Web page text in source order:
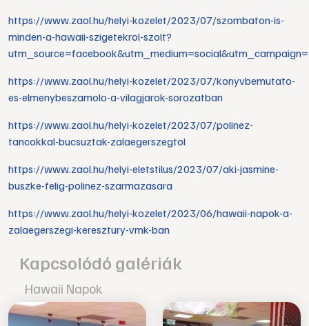
https://www.zaol.hu/helyi-kozelet/2023/07/szombaton-is-
minden-a-hawaii-szigetekrol-szolt?
https://www.zaol.hu/helyi-kozelet/2023/07/konyvbemutato-
es-elmenybeszamolo-a-vilagjarok-sorozatban
https://www.zaol.hu/helyi-kozelet/2023/07/polinez-
tancokkal-bucsuztak-zalaegerszegtol
https://www.zaol.hu/helyi-eletstilus/2023/07/aki-jasmine-
buszke-felig-polinez-szarmazasara
https://www.zaol.hu/helyi-kozelet/2023/06/hawaii-napok-a-
zalaegerszegi-keresztury-vmk-ban
Kapcsolódó galériák
Hawaii Napok